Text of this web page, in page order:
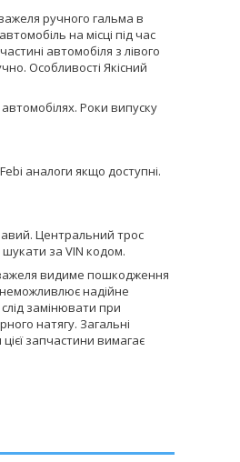
ручного гальма в
на місці під час
автомобіля з лівого
Особливості Якісний
Роки випуску
аналоги якщо доступні.
Центральний трос
за VIN кодом.
видиме пошкодження
надійне
замінювати при
натягу. Загальні
запчастини вимагає